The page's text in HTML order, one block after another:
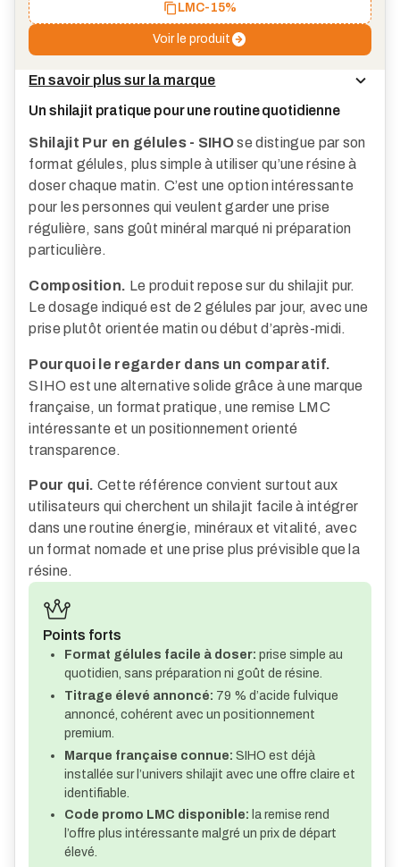
LMC-15%
Voir le produit
En savoir plus sur la marque
Un shilajit pratique pour une routine quotidienne
Shilajit Pur en gélules - SIHOse distingue par son
format gélules, plus simple à utiliser qu’une résine à
doser chaque matin. C’est une option intéressante
pour les personnes qui veulent garder une prise
régulière, sans goût minéral marqué ni préparation
particulière.
Composition. Le produit repose sur du shilajit pur.
Le dosage indiqué est de 2 gélules par jour, avec une
prise plutôt orientée matin ou début d’après-midi.
Pourquoi le regarder dans un comparatif.
SIHO est une alternative solide grâce à une marque
française, un format pratique, une remise LMC
intéressante et un positionnement orienté
transparence.
Pour qui. Cette référence convient surtout aux
utilisateurs qui cherchent un shilajit facile à intégrer
dans une routine énergie, minéraux et vitalité, avec
un format nomade et une prise plus prévisible que la
résine.
Points forts
Format gélules facile à doser: prise simple au
quotidien, sans préparation ni goût de résine.
Titrage élevé annoncé: 79 % d’acide fulvique
annoncé, cohérent avec un positionnement
premium.
Marque française connue: SIHO est déjà
installée sur l’univers shilajit avec une offre claire et
identifiable.
Code promo LMC disponible: la remise rend
l’offre plus intéressante malgré un prix de départ
élevé.